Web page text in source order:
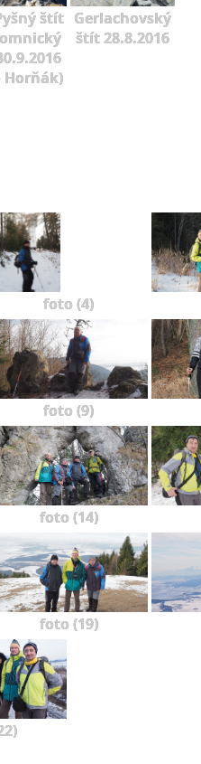
štít
Horňák)
Gerlachovský
štít 28.8.2016
foto (4)
foto (9)
foto (14)
foto (19)